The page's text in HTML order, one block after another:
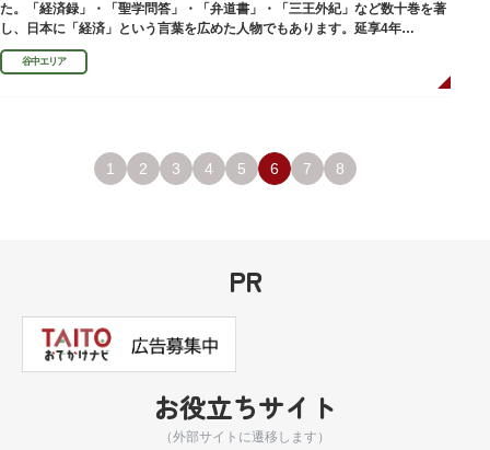
た。「経済録」・「聖学問答」・「弁道書」・「三王外紀」など数十巻を著
し、日本に「経済」という言葉を広めた人物でもあります。延享4年
（1747）に没しました。
谷中エリア
1 2 3 4 5 6 7 8
PR
お役立ちサイト
（外部サイトに遷移します）